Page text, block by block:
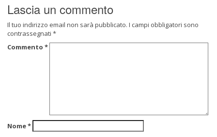
Lascia un commento
Il tuo indirizzo email non sarà pubblicato. I campi obbligatori sono
contrassegnati *
Commento *
Nome*